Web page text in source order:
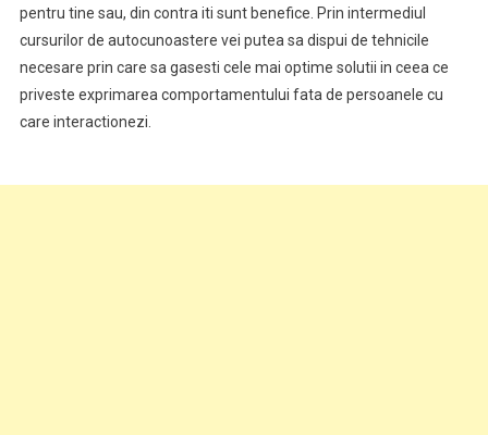
pentru tine sau, din contra iti sunt benefice. Prin intermediul
cursurilor de autocunoastere vei putea sa dispui de tehnicile
necesare prin care sa gasesti cele mai optime solutii in ceea ce
priveste exprimarea comportamentului fata de persoanele cu
care interactionezi.